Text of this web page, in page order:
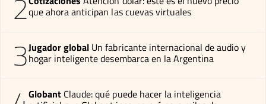
que ahora anticipan las cuevas virtuales
3Jugador global Un fabricante internacional de audio y
hogar inteligente desembarca en la Argentina
Globant Claude: qué puede hacer la inteligencia